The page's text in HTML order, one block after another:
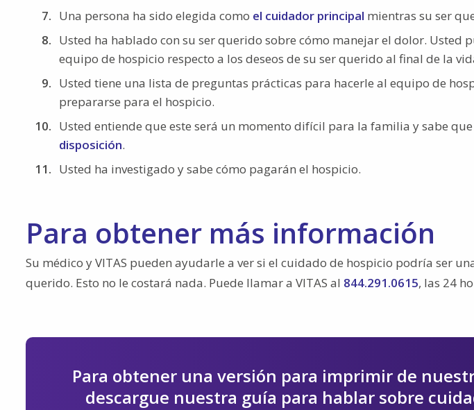
Una persona ha sido elegida como el cuidador principal mientras su ser
Usted ha hablado con su ser querido sobre cómo manejar el dolor. Usted
equipo de hospicio respecto a los deseos de su ser querido al final de la
Usted tiene una lista de preguntas prácticas para hacerle al equipo de
prepararse para el hospicio.
Usted entiende que este será un momento difícil para la familia y sabe
disposición.
Usted ha investigado y sabe cómo pagarán el hospicio.
Para obtener más información
Su médico y VITAS pueden ayudarle a ver si el cuidado de hospicio podría ser
querido. Esto no le costará nada. Puede llamar a VITAS al 844.291.0615, las 24
Para obtener una versión para imprimir de
descargue nuestra guía para hablar sobre